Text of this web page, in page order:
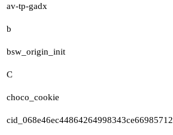
av-tp-gadx
b
bsw_origin_init
C
choco_cookie
cid_068e46ec44864264998343ce66985712